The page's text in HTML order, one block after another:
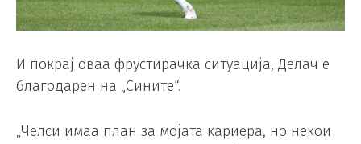
И покрај оваа фрустирачка ситуација, Делач е
благодарен на „Сините“.
„Челси имаа план за мојата кариера, но некои